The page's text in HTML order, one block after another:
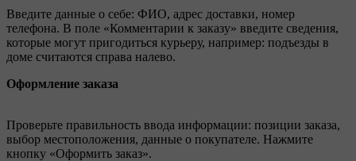
Введите данные о себе: ФИО, адрес доставки, номер
телефона. В поле «Комментарии к заказу» введите сведения,
которые могут пригодиться курьеру, например: подъезды в
доме считаются справа налево.
Оформление заказа
Проверьте правильность ввода информации: позиции заказа,
выбор местоположения, данные о покупателе. Нажмите
кнопку «Оформить заказ».